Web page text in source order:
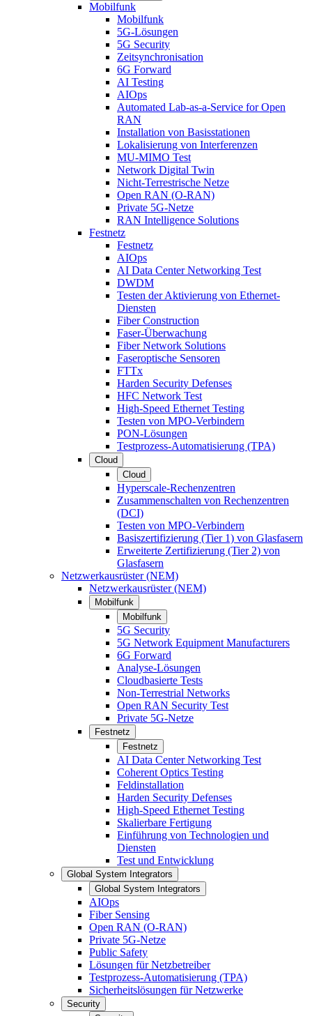
Mobilfunk
Mobilfunk
5G-Lösungen
5G Security
Zeitsynchronisation
6G Forward
AI Testing
AIOps
Automated Lab-as-a-Service for Open
RAN
Installation von Basisstationen
Lokalisierung von Interferenzen
MU-MIMO Test
Network Digital Twin
Nicht-Terrestrische Netze
Open RAN (O-RAN)
Private 5G-Netze
RAN Intelligence Solutions
Festnetz
Festnetz
AIOps
AI Data Center Networking Test
DWDM
Testen der Aktivierung von Ethernet-
Diensten
Fiber Construction
Faser-Überwachung
Fiber Network Solutions
Faseroptische Sensoren
FTTx
Harden Security Defenses
HFC Network Test
High-Speed Ethernet Testing
Testen von MPO-Verbindern
PON-Lösungen
Testprozess-Automatisierung (TPA)
Cloud
Cloud
Hyperscale-Rechenzentren
Zusammenschalten von Rechenzentren
(DCI)
Testen von MPO-Verbindern
Basiszertifizierung (Tier 1) von Glasfasern
Erweiterte Zertifizierung (Tier 2) von
Glasfasern
Netzwerkausrüster (NEM)
Netzwerkausrüster (NEM)
Mobilfunk
Mobilfunk
5G Security
5G Network Equipment Manufacturers
6G Forward
Analyse-Lösungen
Cloudbasierte Tests
Non-Terrestrial Networks
Open RAN Security Test
Private 5G-Netze
Festnetz
Festnetz
AI Data Center Networking Test
Coherent Optics Testing
Feldinstallation
Harden Security Defenses
High-Speed Ethernet Testing
Skalierbare Fertigung
Einführung von Technologien und
Diensten
Test und Entwicklung
Global System Integrators
Global System Integrators
AIOps
Fiber Sensing
Open RAN (O-RAN)
Private 5G-Netze
Public Safety
Lösungen für Netzbetreiber
Testprozess-Automatisierung (TPA)
Sicherheitslösungen für Netzwerke
Security